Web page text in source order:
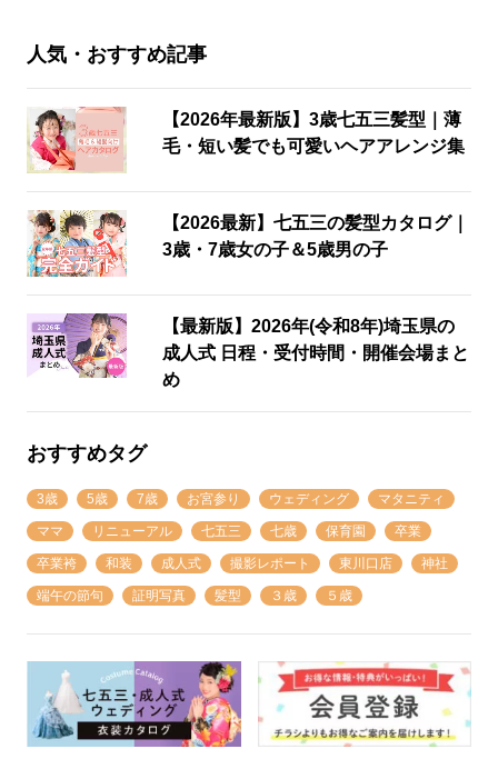
人気・おすすめ記事
【2026年最新版】3歳七五三髪型｜薄
毛・短い髪でも可愛いヘアアレンジ集
【2026最新】七五三の髪型カタログ｜
3歳・7歳女の子＆5歳男の子
【最新版】2026年(令和8年)埼玉県の
成人式 日程・受付時間・開催会場まと
め
おすすめタグ
3歳 5歳 7歳 お宮参り ウェディング マタニティ
ママ リニューアル 七五三 七歳 保育園 卒業
卒業袴 和装 成人式 撮影レポート 東川口店 神社
端午の節句 証明写真 髪型 ３歳 ５歳